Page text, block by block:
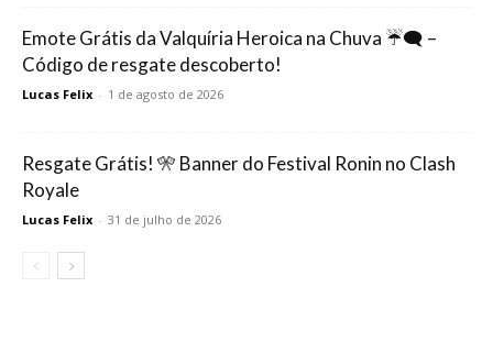
Emote Grátis da Valquíria Heroica na Chuva ☔🗨️ –
Código de resgate descoberto!
Lucas Felix - 1 de agosto de 2026
Resgate Grátis! 🎌 Banner do Festival Ronin no Clash
Royale
Lucas Felix - 31 de julho de 2026